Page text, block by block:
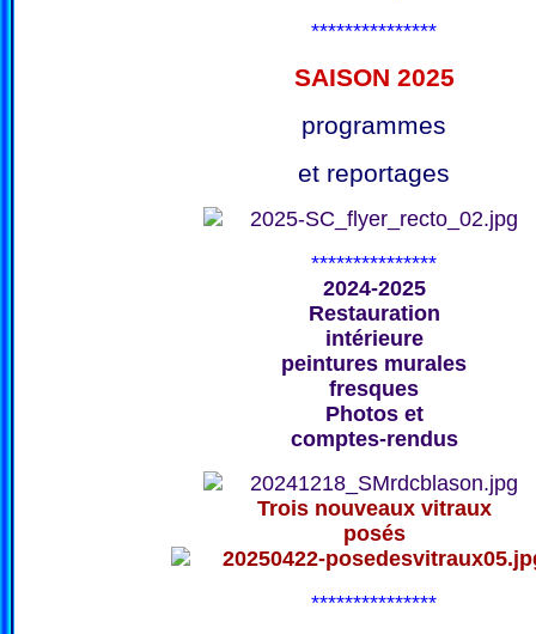
***************
SAISON 2025
programmes
et reportages
***************
2024-2025
Restauration
intérieure
peintures murales
fresques
Photos et
comptes-rendus
Trois nouveaux vitraux
posés
***************